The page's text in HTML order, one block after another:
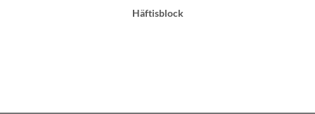
Häftisblock